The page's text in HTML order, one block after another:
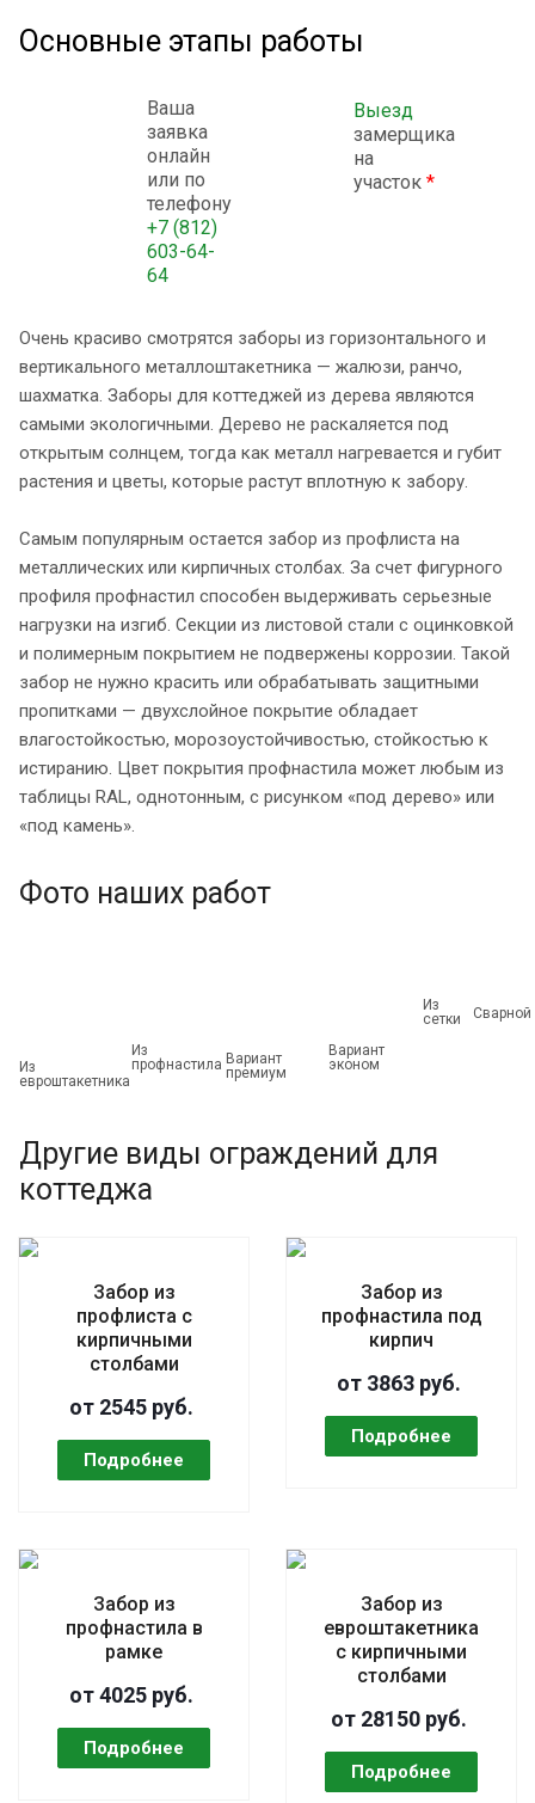
Основные этапы работы
Ваша
заявка
онлайн
или по
телефону
+7 (812)
603-64-
64
Выезд
замерщика
на
участок *
Очень красиво смотрятся заборы из горизонтального и
вертикального металлоштакетника — жалюзи, ранчо,
шахматка. Заборы для коттеджей из дерева являются
самыми экологичными. Дерево не раскаляется под
открытым солнцем, тогда как металл нагревается и губит
растения и цветы, которые растут вплотную к забору.
Самым популярным остается забор из профлиста на
металлических или кирпичных столбах. За счет фигурного
профиля профнастил способен выдерживать серьезные
нагрузки на изгиб. Секции из листовой стали с оцинковкой
и полимерным покрытием не подвержены коррозии. Такой
забор не нужно красить или обрабатывать защитными
пропитками — двухслойное покрытие обладает
влагостойкостью, морозоустойчивостью, стойкостью к
истиранию. Цвет покрытия профнастила может любым из
таблицы RAL, однотонным, с рисунком «под дерево» или
«под камень».
Фото наших работ
Из
евроштакетника
Из
профнастила Вариант
премиум
Вариант
эконом
Из
сетки
Сварной
Другие виды ограждений для
коттеджа
Забор из
профлиста с
кирпичными
столбами
от 2545 руб.
Забор из
профнастила под
кирпич
от 3863 руб.
Забор из
профнастила в
рамке
от 4025 руб.
Забор из
евроштакетника
с кирпичными
столбами
от 28150 руб.